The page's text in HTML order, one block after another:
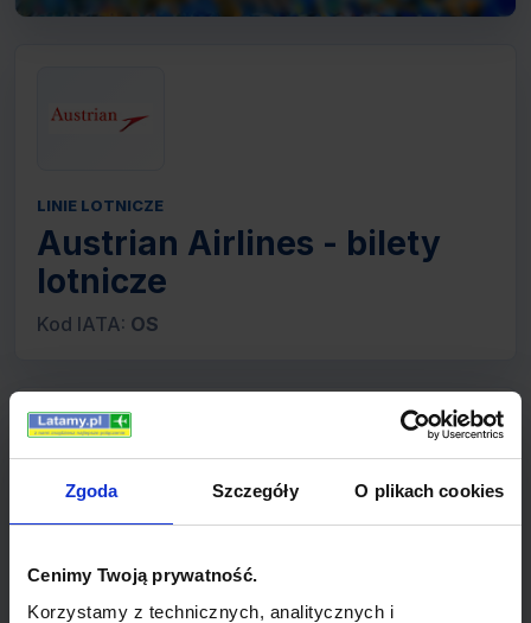
Zgoda Szczegóły O plikach cookies
Cenimy Twoją prywatność.
Korzystamy z technicznych, analitycznych i
LINIE LOTNICZE
Austrian Airlines - bilety
lotnicze
Kod IATA: OS
Dane linii lotniczej
Rok utworzenia
1957